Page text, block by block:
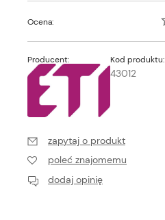
Ocena:
Producent: Kod produktu:
43012
zapytaj o produkt
poleć znajomemu
dodaj opinię